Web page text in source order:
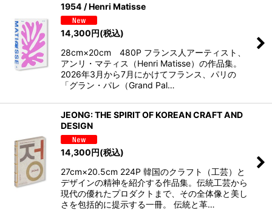
1954 / Henri Matisse
14,300円(税込)
28cm×20cm 480P フランス人アーティスト、
アンリ・マティス（Henri Matisse）の作品集。
2026年3月から7月にかけてフランス、パリの
「グラン・パレ（Grand Pal…
JEONG: THE SPIRIT OF KOREAN CRAFT AND
DESIGN
14,300円(税込)
27cm×20.5cm 224P 韓国のクラフト（工芸）と
デザインの精神を紹介する作品集。伝統工芸から
現代の優れたプロダクトまで、その全体像と美し
さを包括的に提示する一冊。 伝統と革…